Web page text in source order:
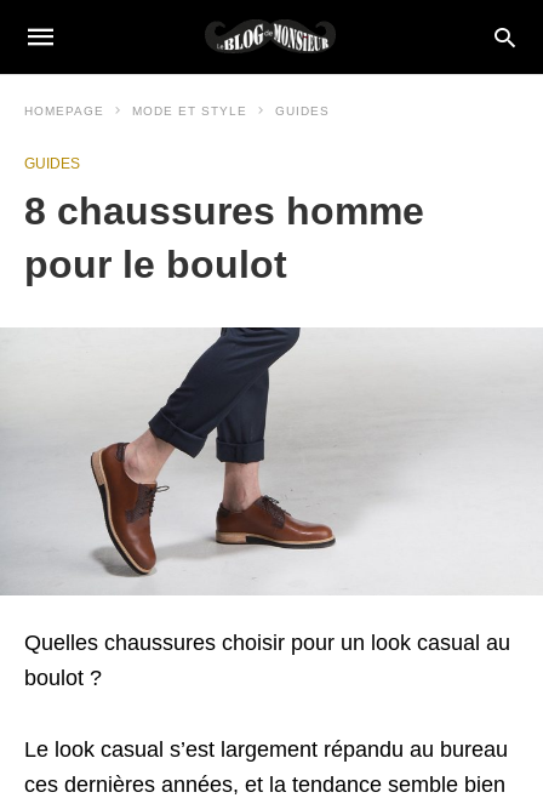
HOMEPAGE MODE ET STYLE GUIDES
GUIDES
8 chaussures homme
pour le boulot
Quelles chaussures choisir pour un look casual au
boulot ?
Le look casual s’est largement répandu au bureau
ces dernières années, et la tendance semble bien